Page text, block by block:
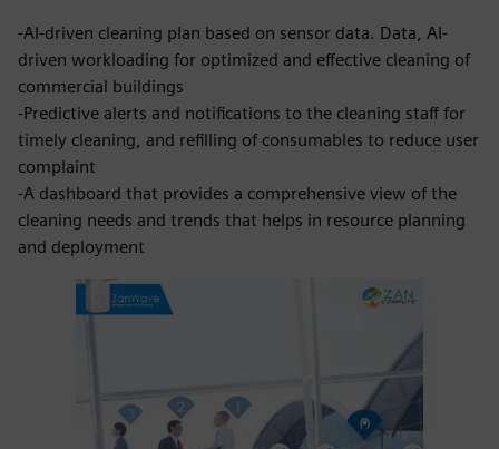
-AI-driven cleaning plan based on sensor data. Data, AI-
driven workloading for optimized and effective cleaning of
commercial buildings
-Predictive alerts and notifications to the cleaning staff for
timely cleaning, and refilling of consumables to reduce user
complaint
-A dashboard that provides a comprehensive view of the
cleaning needs and trends that helps in resource planning
and deployment